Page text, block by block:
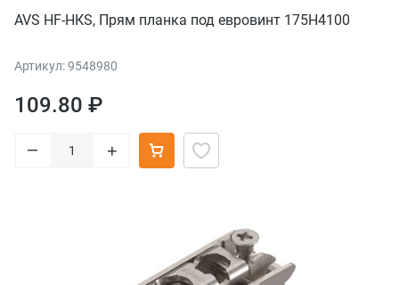
AVS HF-HКS, Прям планка под евровинт 175H4100
Артикул: 9548980
109.80 ₽
– +